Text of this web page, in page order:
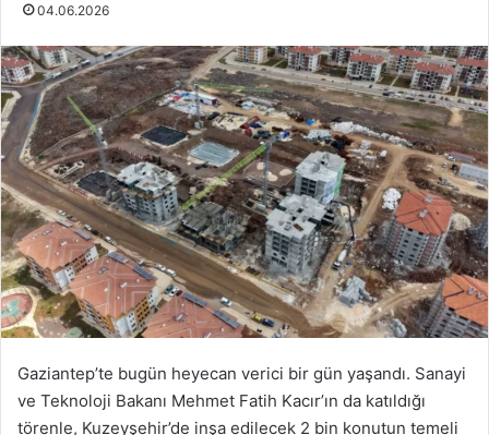
04.06.2026
Gaziantep’te bugün heyecan verici bir gün yaşandı. Sanayi
ve Teknoloji Bakanı Mehmet Fatih Kacır’ın da katıldığı
törenle, Kuzeyşehir’de inşa edilecek 2 bin konutun temeli